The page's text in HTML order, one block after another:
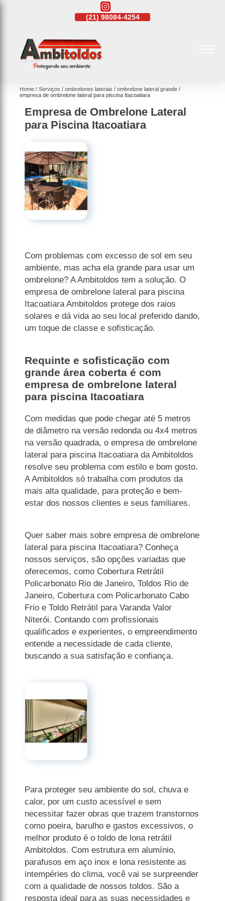
(21)98084-4254
Home Serviços ombrelones laterais
ombrelone lateral grande
empresa de ombrelone lateral para piscina Itacoatiara
Empresa de Ombrelone Lateral
para Piscina Itacoatiara
Com problemas com excesso de sol em seu
ambiente, mas acha ela grande para usar um
ombrelone? A Ambitoldos tem a solução. O
empresa de ombrelone lateral para piscina
Itacoatiara Ambitoldos protege dos raios
solares e dá vida ao seu local preferido dando,
um toque de classe e sofisticação.
Requinte e sofisticação com
grande área coberta é com
empresa de ombrelone lateral
para piscina Itacoatiara
Com medidas que pode chegar até 5 metros
de diâmetro na versão redonda ou 4x4 metros
na versão quadrada, o empresa de ombrelone
lateral para piscina Itacoatiara da Ambitoldos
resolve seu problema com estilo e bom gosto.
A Ambitoldos só trabalha com produtos da
mais alta qualidade, para proteção e bem-
estar dos nossos clientes e seus familiares.
Quer saber mais sobre empresa de ombrelone
lateral para piscina Itacoatiara? Conheça
nossos serviços, são opções variadas que
oferecemos, como Cobertura Retrátil
Policarbonato Rio de Janeiro, Toldos Rio de
Janeiro, Cobertura com Policarbonato Cabo
Frio e Toldo Retrátil para Varanda Valor
Niterói. Contando com profissionais
qualificados e experientes, o empreendimento
entende a necessidade de cada cliente,
buscando a sua satisfação e confiança.
Para proteger seu ambiente do sol, chuva e
calor, por um custo acessível e sem
necessitar fazer obras que trazem transtornos
como poeira, barulho e gastos excessivos, o
melhor produto é o toldo de lona retrátil
Ambitoldos. Com estrutura em alumínio,
parafusos em aço inox e lona resistente as
intempéries do clima, você vai se surpreender
com a qualidade de nossos toldos. São a
resposta ideal para as suas necessidades e